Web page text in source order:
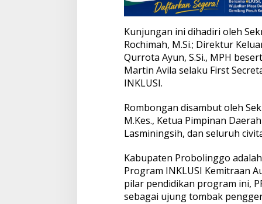
Kunjungan ini dihadiri oleh
Rochimah, M.Si.; Direktur
Qurrota Ayun, S.Si., MPH
Martin Avila selaku First
INKLUSI.
Rombongan disambut oleh
M.Kes., Ketua Pimpinan
Lasminingsih, dan seluruh
Kabupaten Probolinggo
Program INKLUSI Kemitraan
pilar pendidikan program ini,
sebagai ujung tombak